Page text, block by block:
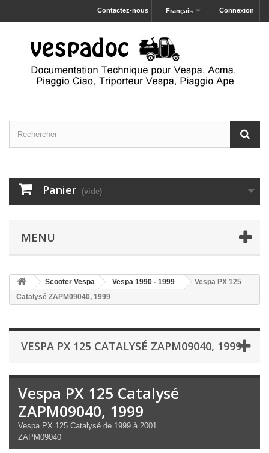
Connexion
Français
Contactez-nous
Panier (vide)
MENU
Scooter Vespa Vespa 1990 - 1999
Vespa PX 125
Catalysé ZAPM09040, 1999
VESPA PX 125 CATALYSÉ ZAPM09040, 1999
Vespa PX 125 Catalysé
ZAPM09040, 1999
Vespa PX 125 Catalysé de 1999 à 2001
ZAPM09040